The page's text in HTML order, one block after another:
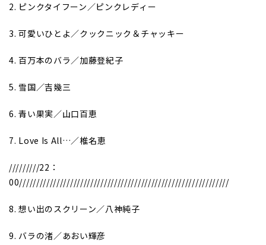
2. ピンクタイフーン／ピンクレディー
3. 可愛いひとよ／クックニック＆チャッキー
4. 百万本のバラ／加藤登紀子
5. 雪国／吉幾三
6. 青い果実／山口百恵
7. Love Is All…／椎名恵
/////////22：
00//////////////////////////////////////////////////////////////
8. 想い出のスクリーン／八神純子
9. バラの渚／あおい輝彦